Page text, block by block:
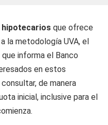
que ofrece
la metodología UVA, el
informa el Banco
en estos
de manera
inicial, inclusive para el